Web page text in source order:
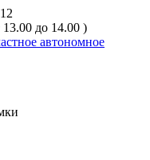
до 14.00 )
автономное